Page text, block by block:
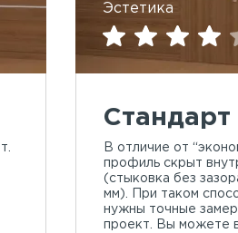
Эстетика
Стандарт
В отличие от
профиль скрыт
(стыковка без
мм). При таком
нужны точные
проект. Вы можете